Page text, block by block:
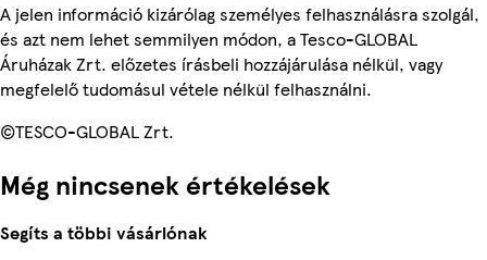
A jelen információ kizárólag személyes felhasználásra szolgál,
és azt nem lehet semmilyen módon, a Tesco-GLOBAL
Áruházak Zrt. előzetes írásbeli hozzájárulása nélkül, vagy
megfelelő tudomásul vétele nélkül felhasználni.
©TESCO-GLOBAL Zrt.
Még nincsenek értékelések
Segíts a többi vásárlónak